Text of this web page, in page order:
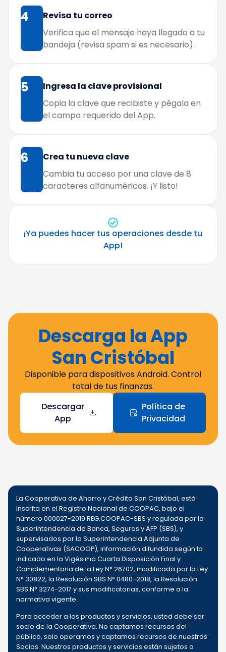
4
Revisa tu correo
Verifica que el mensaje haya llegado a tu
bandeja (revisa spam si es necesario).
5
Ingresa la clave provisional
Copia la clave que recibiste y pégala en
el campo requerido del App.
6
Crea tu nueva clave
Cambia tu acceso por una clave de 8
caracteres alfanuméricos. ¡Y listo!
¡Ya puedes hacer tus operaciones desde tu
App!
Descarga la App
San Cristóbal
Disponible para dispositivos Android. Control
total de tus finanzas.
Descargar
App
Política de
Privacidad
La Cooperativa de Ahorro y Crédito San Cristóbal, está
inscrita en el Registro Nacional de COOPAC, bajo el
número 000027-2019 REG.COOPAC-SBS y regulada por la
Superintendencia de Banca, Seguros y AFP (SBS), y
supervisados por la Superintendencia Adjunta de
Cooperativas (SACOOP), información difundida según lo
indicado en la Vigésima Cuarta Disposición Final y
Complementaria de la Ley N° 26702, modificada por la Ley
N° 30822, la Resolución SBS N° 0480-2018, la Resolución
SBS N° 3274-2017 y sus modificatorias, conforme a la
normativa vigente.
Para acceder a los productos y servicios, usted debe ser
socio de la Cooperativa. No captamos recursos del
público, solo operamos y captamos recursos de nuestros
Socios. Nuestros productos y servicios están sujetos a